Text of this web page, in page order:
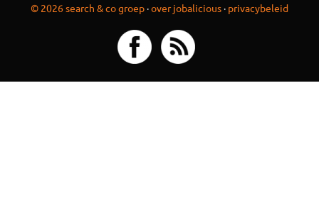
© 2026 search & co groep ·over jobalicious · privacybeleid